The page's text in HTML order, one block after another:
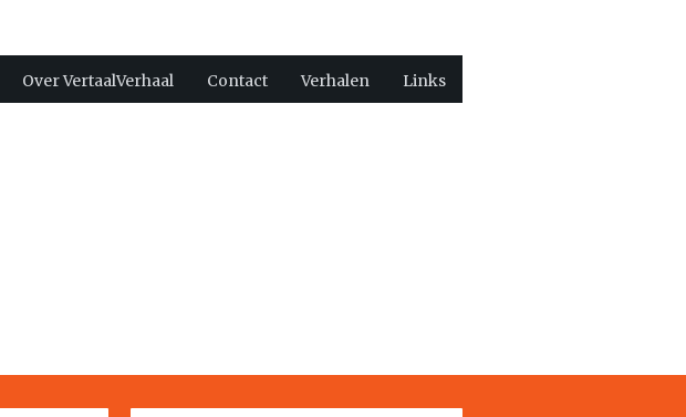
Over VertaalVerhaal Contact Verhalen Links